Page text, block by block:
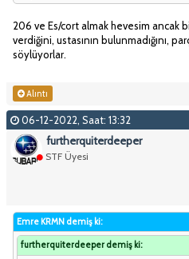
206 ve Es/cort almak hevesim ancak
verdiğini, ustasının bulunmadığını,
söylüyorlar.
Alıntı
06-12-2022, Saat: 13:32
furtherquiterdeeper
STF Üyesi
Emre KRMN demiş ki:
furtherquiterdeeper demiş ki: